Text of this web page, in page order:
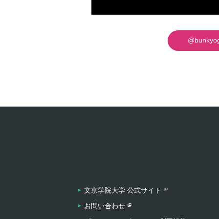
文京学院大学 公式サイト
お問い合わせ